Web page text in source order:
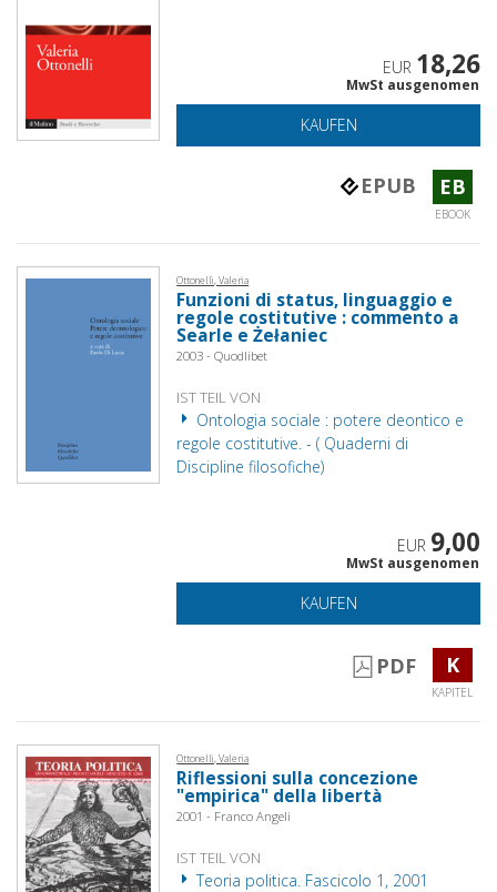
EUR 18,26
MwSt ausgenomen
KAUFEN
EPUB EB
EBOOK
Ottonelli, Valeria
Funzioni di status, linguaggio e
regole costitutive : commento a
Searle e Żełaniec
2003 - Quodlibet
IST TEIL VON
Ontologia sociale : potere deontico e
regole costitutive. - ( Quaderni di
Discipline filosofiche)
EUR 9,00
MwSt ausgenomen
KAUFEN
PDF K
KAPITEL
Ottonelli, Valeria
Riflessioni sulla concezione
"empirica" della libertà
2001 - Franco Angeli
IST TEIL VON
Teoria politica. Fascicolo 1, 2001